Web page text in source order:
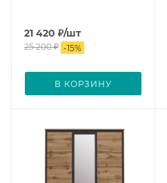
21 420 ₽/шт
25 200₽ -15%
В КОРЗИНУ